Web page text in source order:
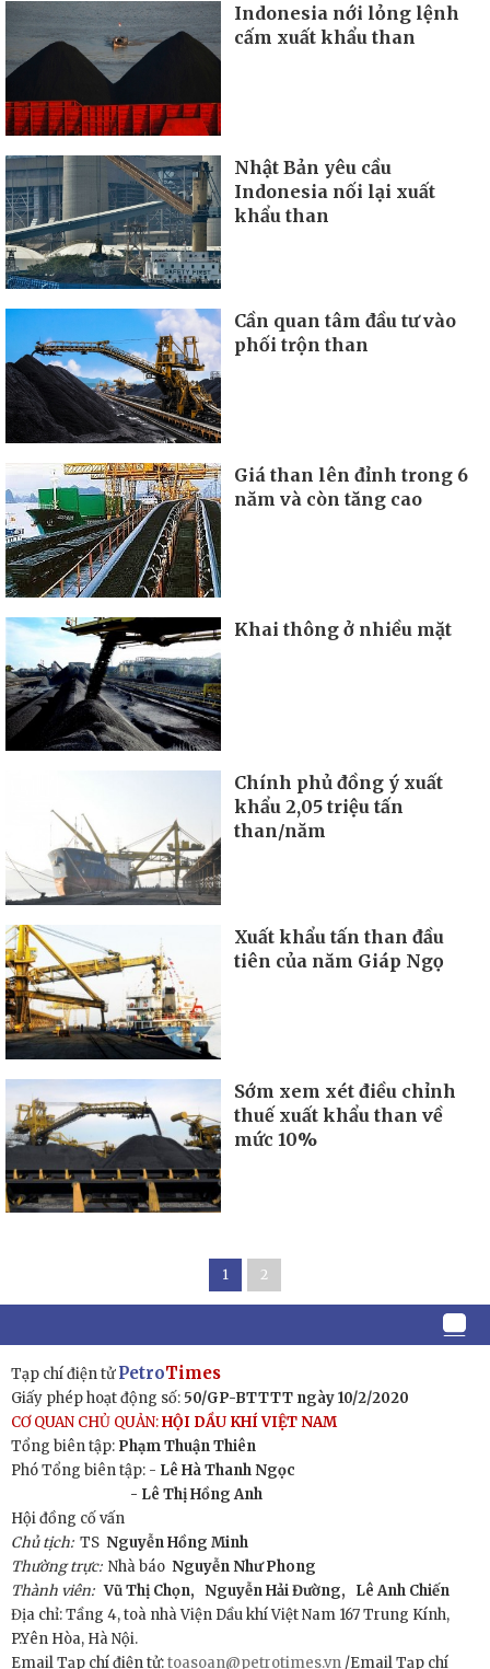
Indonesia nới lỏng lệnh
cấm xuất khẩu than
Nhật Bản yêu cầu
Indonesia nối lại xuất
khẩu than
Cần quan tâm đầu tư vào
phối trộn than
Giá than lên đỉnh trong 6
năm và còn tăng cao
Khai thông ở nhiều mặt
Chính phủ đồng ý xuất
khẩu 2,05 triệu tấn
than/năm
Xuất khẩu tấn than đầu
tiên của năm Giáp Ngọ
Sớm xem xét điều chỉnh
thuế xuất khẩu than về
mức 10%
1 2
Tạp chí điện tửPetroTimes
Giấy phép hoạt động số: 50/GP-BTTTT ngày 10/2/2020
CƠ QUAN CHỦ QUẢN:HỘI DẦU KHÍ VIỆT NAM
Tổng biên tập: Phạm Thuận Thiên
Phó Tổng biên tập: - Lê Hà Thanh Ngọc
- Lê Thị Hồng Anh
Hội đồng cố vấn
Chủ tịch:TS Nguyễn Hồng Minh
Thường trực: Nhà báo Nguyễn Như Phong
Thành viên: Vũ Thị Chọn, Nguyễn Hải Đường,
Lê Anh Chiến
Địa chỉ: Tầng 4, toà nhà Viện Dầu khí Việt Nam 167 Trung Kính,
P.Yên Hòa, Hà Nội.
Email Tạp chí điện tử:toasoan@petrotimes.vn /Email Tạp chí